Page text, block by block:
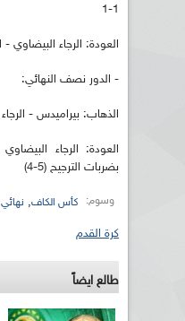
1-1
العودة: الرجاء البيضاوي -
- الدور نصف النهائي:
الذهاب: بيراميدس - الرجاء
بضربات الترجيح (5-4)
وسوم: كأس الكاف, نهائي
كرة القدم
طالع ايضاً